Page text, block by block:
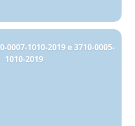
0007-1010-2019 e 3710-0005-
1010-2019